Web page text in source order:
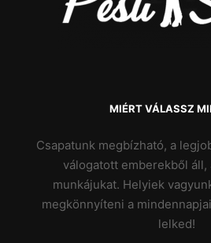
MIÉRT VÁLASSZ
Csapatunk megbízható, a
válogatott emberekből
munkájukat. Helyiek
megkönnyíteni a
lelked!